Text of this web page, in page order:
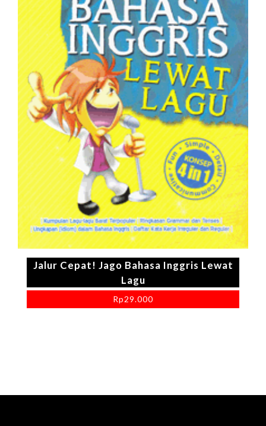
Jalur Cepat! Jago Bahasa Inggris Lewat
Lagu
Rp29.000